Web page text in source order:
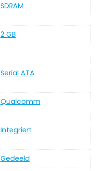
SDRAM
2 GB
Serial ATA
Qualcomm
Integriert
Gedeeld